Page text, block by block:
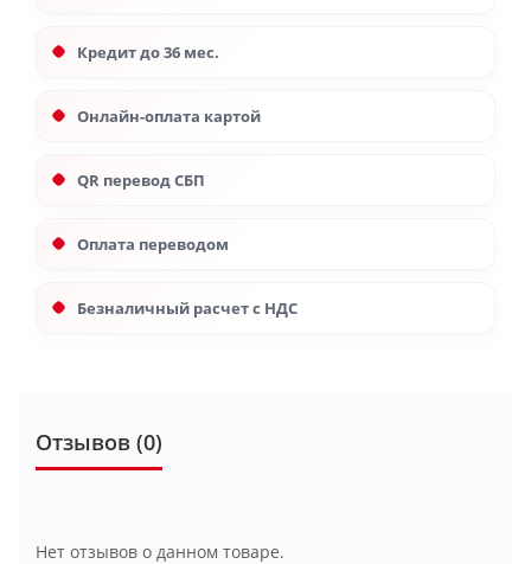
Кредит до 36 мес.
Онлайн-оплата картой
QR перевод СБП
Оплата переводом
Безналичный расчет с НДС
Отзывов (0)
Нет отзывов о данном товаре.